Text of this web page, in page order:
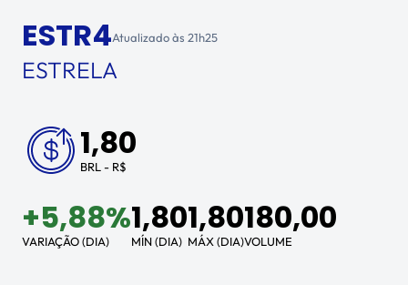
ESTR4Atualizado às 21h25
ESTRELA
1,80
BRL - R$
+5,88%
VARIAÇÃO (DIA)
1,80
MÍN (DIA)
1,80
MÁX (DIA)
180,00
VOLUME